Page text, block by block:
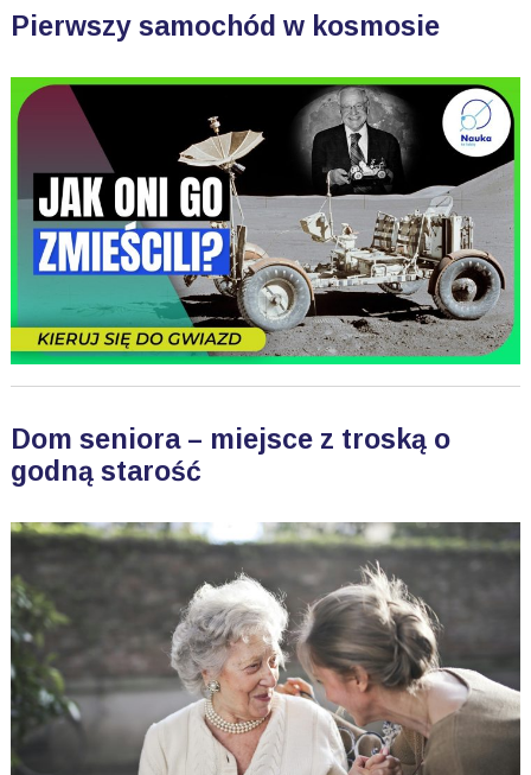
Pierwszy samochód w kosmosie
Dom seniora – miejsce z troską o
godną starość